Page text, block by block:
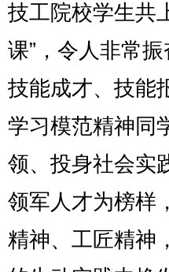
技工院校学生共
课”，令人非常
技能成才、技能
学习模范精神同
领、投身社会实
领军人才为榜样
精神、工匠精神